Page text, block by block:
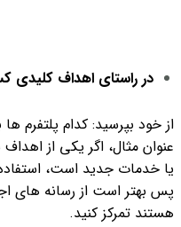
در راستای اهداف کلیدی
از خود بپرسید: کدام پلتفرم
عنوان مثال، اگر یکی از
یا خدمات جدید است،
پس بهتر است از رسانه های
هستند تمرکز کنید.